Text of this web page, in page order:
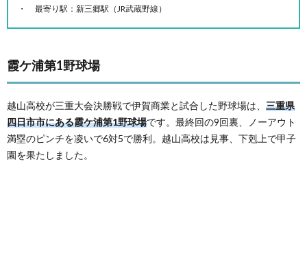
最寄り駅：新三郷駅（JR武蔵野線）
霞ケ浦第1野球場
越山高校が三重大会決勝戦で伊賀商業と試合した野球場は、 三重県
四日市市にある霞ケ浦第1野球場です。最終回の9回裏、ノーアウト
満塁のピンチを凌いで6対5で勝利。越山高校は見事、下剋上で甲子
園を果たしました。